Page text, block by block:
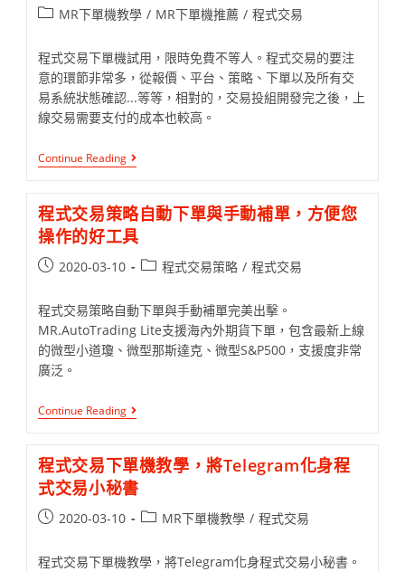
MR下單機教學 / MR下單機推薦 / 程式交易
程式交易下單機試用，限時免費不等人。程式交易的要注
意的環節非常多，從報價、平台、策略、下單以及所有交
易系統狀態確認...等等，相對的，交易投組開發完之後，上
線交易需要支付的成本也較高。
Continue Reading
程式交易策略自動下單與手動補單，方便您
操作的好工具
2020-03-10 程式交易策略 / 程式交易
程式交易策略自動下單與手動補單完美出擊。
MR.AutoTrading Lite支援海內外期貨下單，包含最新上線
的微型小道瓊、微型那斯達克、微型S&P500，支援度非常
廣泛。
Continue Reading
程式交易下單機教學，將Telegram化身程
式交易小秘書
2020-03-10 MR下單機教學 / 程式交易
程式交易下單機教學，將Telegram化身程式交易小秘書。